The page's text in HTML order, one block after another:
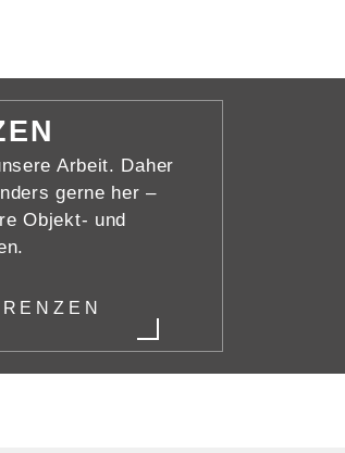
Arbeit. Daher
gerne her –
Objekt- und